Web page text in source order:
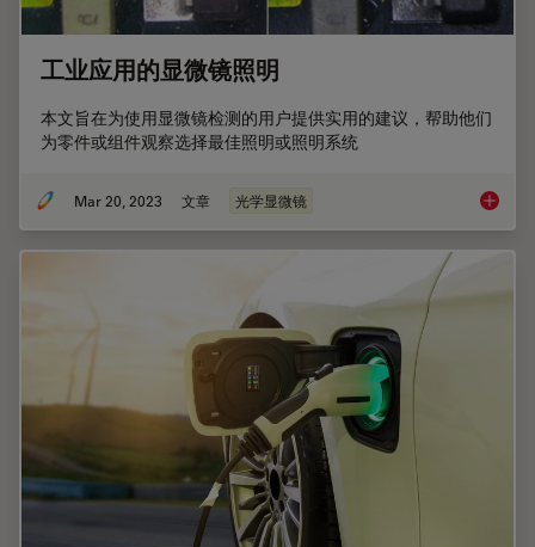
工业应用的显微镜照明
本文旨在为使用显微镜检测的用户提供实用的建议，帮助他们
为零件或组件观察选择最佳照明或照明系统
Mar 20, 2023 文章 光学显微镜 工业应